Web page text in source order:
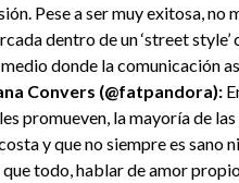
Pese a ser muy exitosa, no
dentro de un ‘street
medio donde la comunicación
Convers (@fatpandora):
promueven, la mayoría de
y que no siempre es sano
todo, hablar de amor